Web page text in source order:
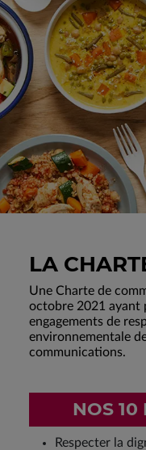
LA
Une Charte de
octobre 2021 ayant
engagements de
environnementale
communications.
NOS 10
Respecter la